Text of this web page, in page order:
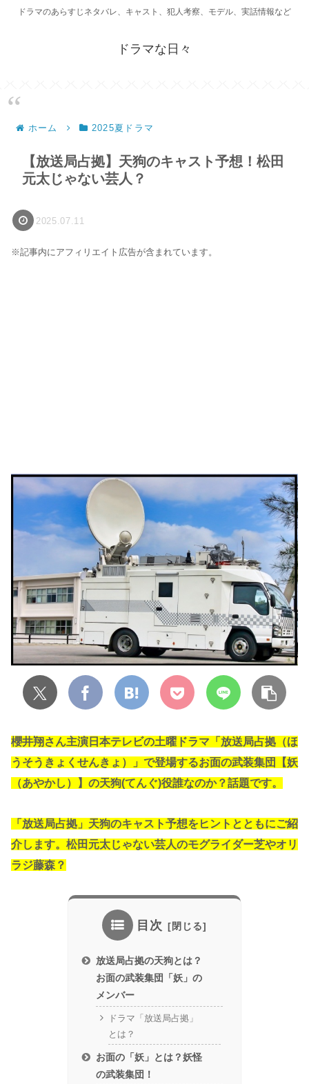
ドラマのあらすじネタバレ、キャスト、犯人考察、モデル、実話情報など
ドラマな日々
ホーム 2025夏ドラマ
【放送局占拠】天狗のキャスト予想！松田
元太じゃない芸人？
2025.07.11
※記事内にアフィリエイト広告が含まれています。
櫻井翔さん主演日本テレビの土曜ドラマ「放送局占拠（ほ
うそうきょくせんきょ）」で登場するお面の武装集団【妖
（あやかし）】の天狗(てんぐ)役誰なのか？話題です。
「放送局占拠」天狗のキャスト予想をヒントとともにご紹
介します。松田元太じゃない芸人のモグライダー芝やオリ
ラジ藤森？
目次
放送局占拠の天狗とは？
お面の武装集団「妖」の
メンバー
ドラマ「放送局占拠」
とは？
お面の「妖」とは？妖怪
の武装集団！